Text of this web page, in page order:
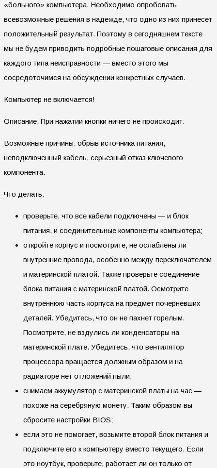
«больного» компьютера. Необходимо опробовать
всевозможные решения в надежде, что одно из них принесет
положительный результат. Поэтому в сегодняшнем тексте
мы не будем приводить подробные пошаговые описания для
каждого типа неисправности — вместо этого мы
сосредоточимся на обсуждении конкретных случаев.
Компьютер не включается!
Описание: При нажатии кнопки ничего не происходит.
Возможные причины: обрыв источника питания,
неподключенный кабель, серьезный отказ ключевого
компонента.
Что делать:
проверьте, что все кабели подключены — и блок
питания, и соединительные компоненты компьютера;
откройте корпус и посмотрите, не ослаблены ли
внутренние провода, особенно между переключателем
и материнской платой. Также проверьте соединение
блока питания с материнской платой. Осмотрите
внутреннюю часть корпуса на предмет почерневших
деталей. Убедитесь, что он не пахнет горелым.
Посмотрите, не вздулись ли конденсаторы на
материнской плате. Убедитесь, что вентилятор
процессора вращается должным образом и на
радиаторе нет отложений пыли;
снимаем аккумулятор с материнской платы на час —
похоже на серебряную монету. Таким образом вы
сбросите настройки BIOS;
если это не помогает, возьмите второй блок питания и
подключите его к компьютеру вместо текущего. Если
это ноутбук, проверьте, работает ли он только от